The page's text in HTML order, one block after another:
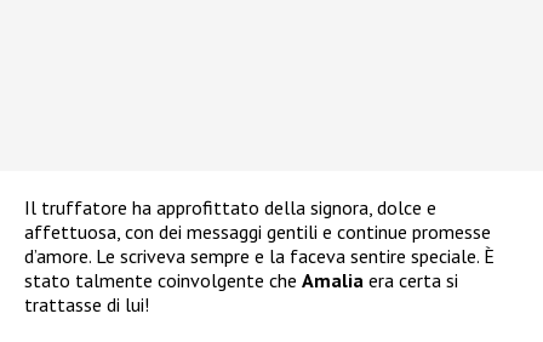
Il truffatore ha approfittato della signora, dolce e
affettuosa, con dei messaggi gentili e continue promesse
d’amore. Le scriveva sempre e la faceva sentire speciale. È
stato talmente coinvolgente che Amalia era certa si
trattasse di lui!